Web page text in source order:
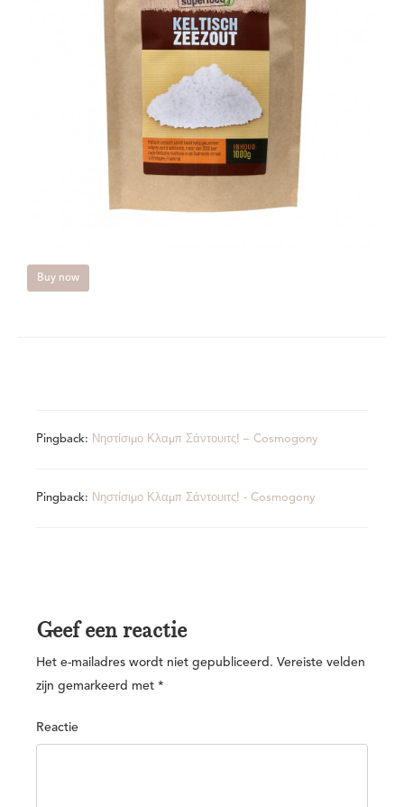
Buy now
Pingback: Νηστίσιμο Κλαμπ Σάντουιτς! – Cosmogony
Pingback: Νηστίσιμο Κλαμπ Σάντουιτς! - Cosmogony
Geef een reactie
Het e-mailadres wordt niet gepubliceerd. Vereiste velden
zijn gemarkeerd met *
Reactie